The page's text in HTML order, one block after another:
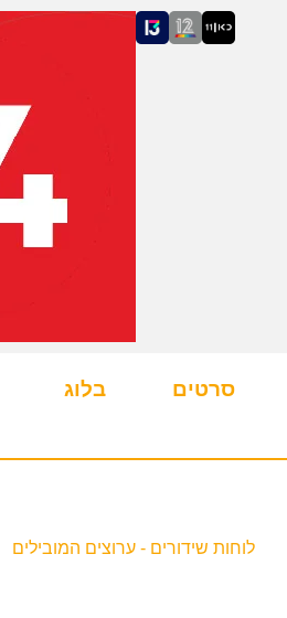
סרטים בלוג
לוחות שידורים - ערוצים המובילים